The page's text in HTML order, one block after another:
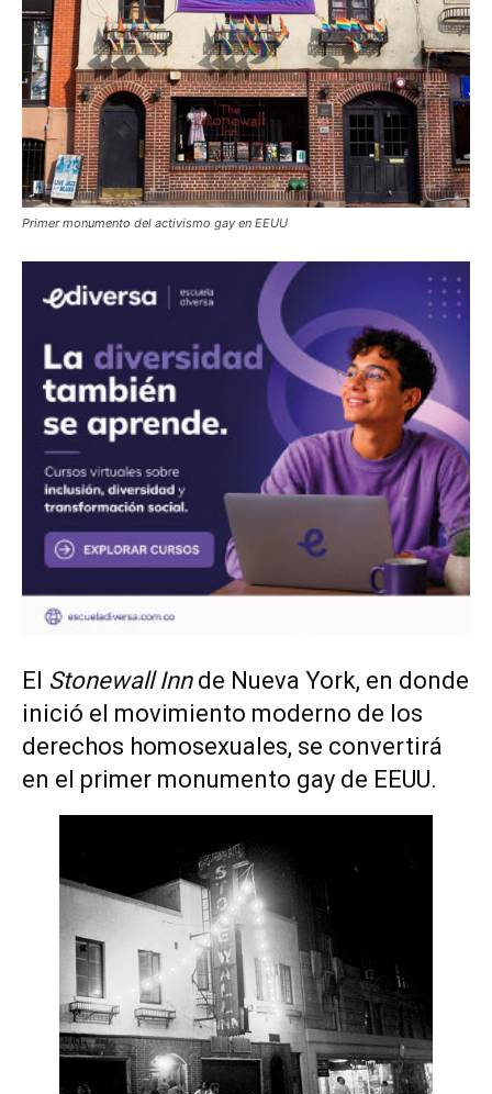
Primer monumento del activismo gay en EEUU
El Stonewall Innde Nueva York, en donde
inició el movimiento moderno de los
derechos homosexuales, se convertirá
en el primer monumento gay de EEUU.